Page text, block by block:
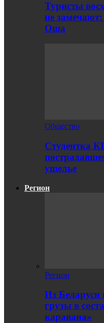
Туристы
не
Оша
Общество
Студентка
ущелье
Регион
Регион
Из Беларуси
грузы в
каравана»